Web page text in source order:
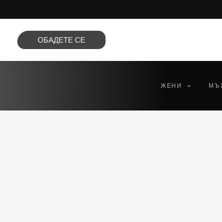
ОБАДЕТЕ СЕ
ЖЕНИ